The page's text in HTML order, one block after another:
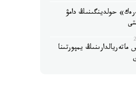
حولدينگىنىڭ دامۋ
ماتەريالدارىنىڭ يمپورتىنا